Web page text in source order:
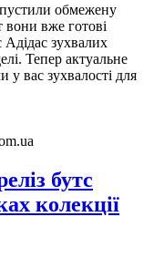
обмежену
вони вже готові
Адідас зухвалих
Тепер актуальне
вас зухвалості для
бутс
колекції